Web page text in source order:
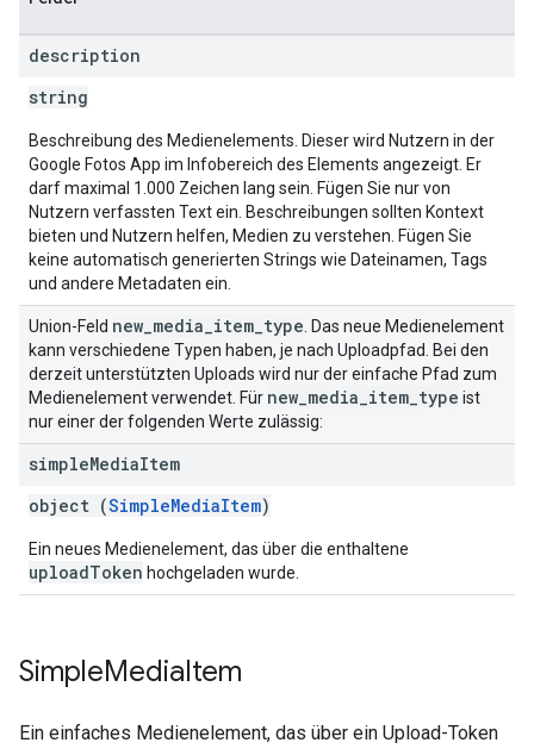
description
string
Beschreibung des Medienelements. Dieser wird Nutzern in der
Google Fotos App im Infobereich des Elements angezeigt. Er
darf maximal 1.000 Zeichen lang sein. Fügen Sie nur von
Nutzern verfassten Text ein. Beschreibungen sollten Kontext
bieten und Nutzern helfen, Medien zu verstehen. Fügen Sie
keine automatisch generierten Strings wie Dateinamen, Tags
und andere Metadaten ein.
Union-Feld new media item type . Das neue Medienelement
kann verschiedene Typen haben, je nach Uploadpfad. Bei den
derzeit unterstützten Uploads wird nur der einfache Pfad zum
Medienelement verwendet. Für new media item type ist
nur einer der folgenden Werte zulässig:
simpleMediaItem
object (SimpleMediaItem)
Ein neues Medienelement, das über die enthaltene
uploadToken hochgeladen wurde.
SimpleMediaItem
Ein einfaches Medienelement, das über ein Upload-Token